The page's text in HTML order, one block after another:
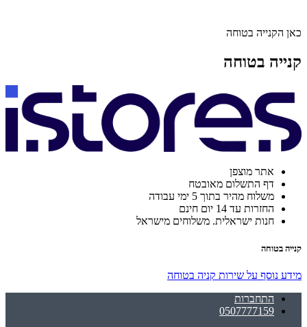
כאן הקנייה בטוחה
קנייה בטוחה
אתר מוצפן
דף התשלום מאובטח
משלוח מהיר בתוך 5 ימי עבודה
החזרות עד 14 יום חינם
חנות ישראלית. משלוחים מישראל
קנייה בטוחה
מידע נוסף על שירות קניה בטוחה
התחברות
0507777159